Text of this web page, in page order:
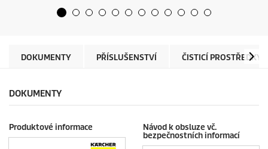
eDOKUMENTY PŘÍSLUŠENSTVÍ ČISTICÍ PROSTŘEDKY
DOKUMENTY
Produktové informace
Návod k obsluze vč.
bezpečnostních informací